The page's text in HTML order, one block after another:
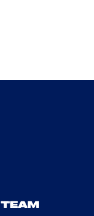
TEAM